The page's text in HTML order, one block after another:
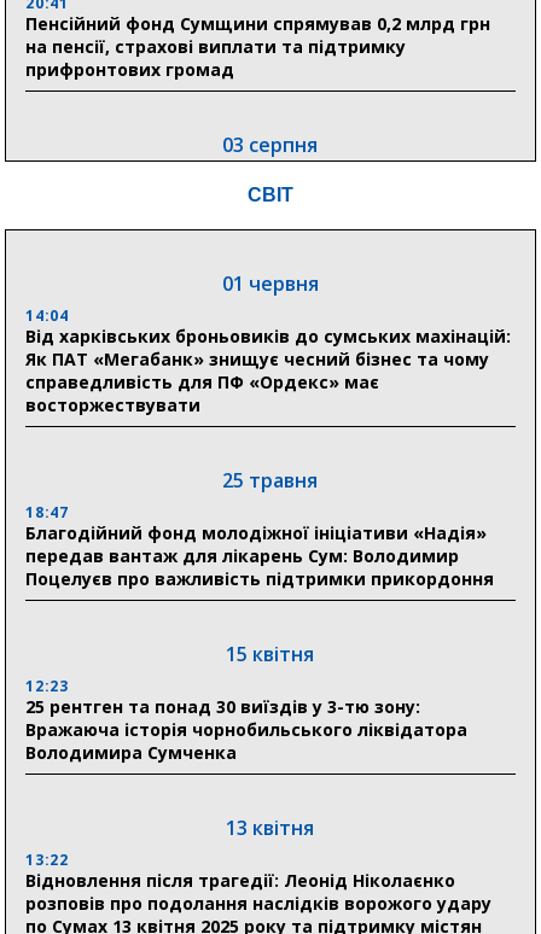
Пенсійний фонд Сумщини спрямував 0,2 млрд грн
на пенсії, страхові виплати та підтримку
прифронтових громад
03 серпня
Романько розширює програму відпочинку дітей із
Ніколаєнко: у Сумах погодили 115 компенсацій на
відновлення житла майже на 6,6 млн грн
Сумщини пояснив, як отримати допомогу на зиму
17:52
«Укрексімбанк» припиняє виплату пенсій: у
Пенсійному фонді Сумщини пояснили, що робити
людям
відзнаки «Почесного громадянина міста Суми»
30 липня
Сумська клінічна лікарня Святого Пантелеймона
18:33
Олексій Романько долучився до обговорення Плану
СВІТ
01 червня
14:04
Від харківських броньовиків до сумських махінацій:
Як ПАТ «Мегабанк» знищує чесний бізнес та чому
справедливість для ПФ «Ордекс» має
восторжествувати
25 травня
18:47
Благодійний фонд молодіжної ініціативи «Надія»
передав вантаж для лікарень Сум: Володимир
Поцелуєв про важливість підтримки прикордоння
15 квітня
12:23
25 рентген та понад 30 виїздів у 3-тю зону:
Вражаюча історія чорнобильського ліквідатора
Володимира Сумченка
13 квітня
13:22
Відновлення після трагедії: Леонід Ніколаєнко
розповів про подолання наслідків ворожого удару
по Сумах 13 квітня 2025 року та підтримку містян